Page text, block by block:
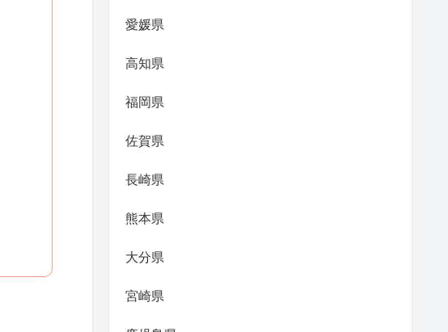
愛媛県
高知県
福岡県
佐賀県
長崎県
熊本県
大分県
宮崎県